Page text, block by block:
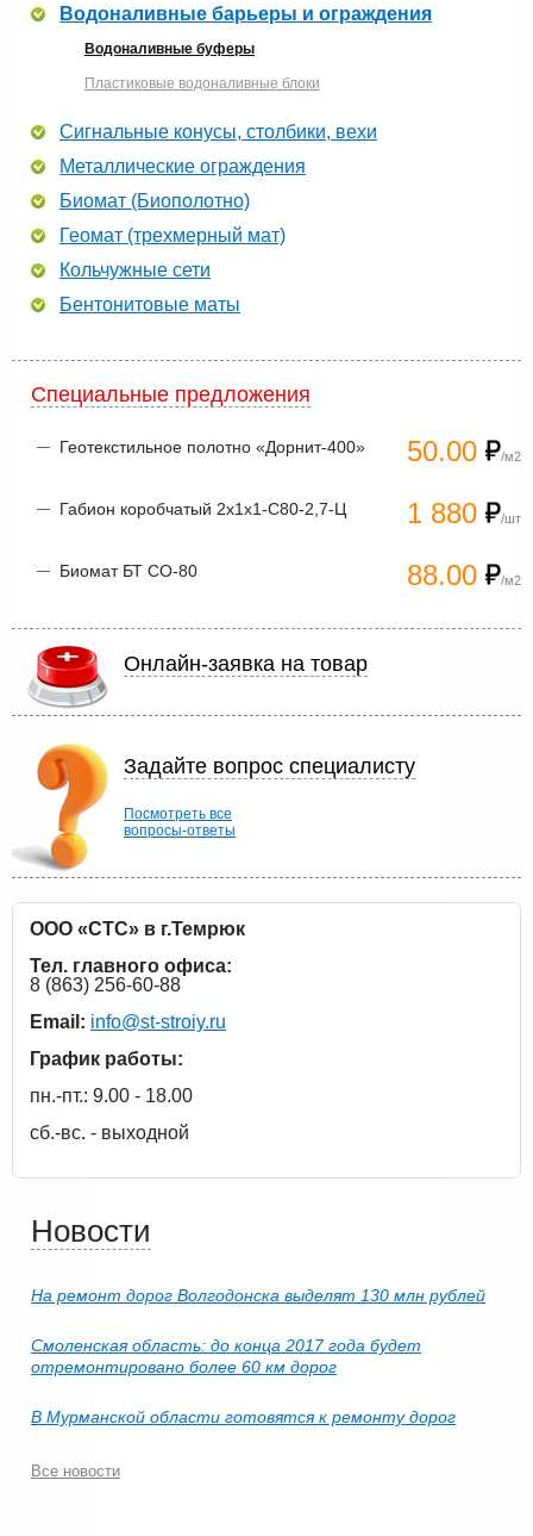
Водоналивные барьеры и ограждения
Водоналивные буферы
Пластиковые водоналивные блоки
Сигнальные конусы, столбики, вехи
Металлические ограждения
Биомат (Биополотно)
Геомат (трехмерный мат)
Кольчужные сети
Бентонитовые маты
Специальные предложения
50.00 /м2
Геотекстильное полотно «Дорнит-400»
1 880 /шт
Габион коробчатый 2х1х1-С80-2,7-Ц
88.00 /м2
Биомат БТ СО-80
Онлайн-заявка на товар
Задайте вопрос специалисту
Посмотреть все
вопросы-ответы
ООО «СТС» в г.Темрюк
Тел. главного офиса:
8 (863) 256-60-88
Email: info@st-stroiy.ru
График работы:
пн.-пт.: 9.00 - 18.00
сб.-вс. - выходной
Новости
На ремонт дорог Волгодонска выделят 130 млн рублей
Смоленская область: до конца 2017 года будет
отремонтировано более 60 км дорог
В Мурманской области готовятся к ремонту дорог
Все новости